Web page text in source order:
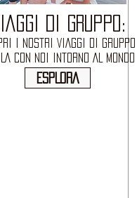
DI GRUPPO:
I NOSTRI VIAGGI DI GRUPPO
CON NOI INTORNO AL MONDO
ESPLORA